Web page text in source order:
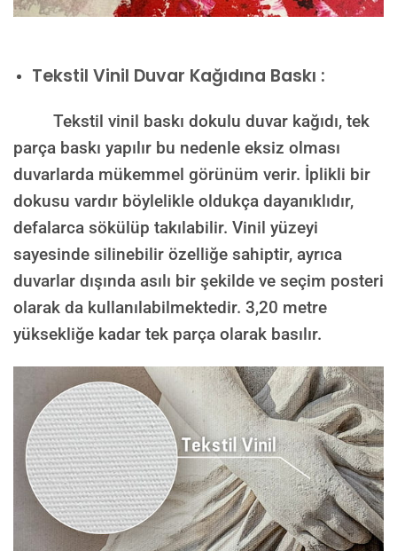
Tekstil Vinil Duvar Kağıdına Baskı :
Tekstil vinil baskı dokulu duvar kağıdı, tek
parça baskı yapılır bu nedenle eksiz olması
duvarlarda mükemmel görünüm verir. İplikli bir
dokusu vardır böylelikle oldukça dayanıklıdır,
defalarca sökülüp takılabilir. Vinil yüzeyi
sayesinde silinebilir özelliğe sahiptir, ayrıca
duvarlar dışında asılı bir şekilde ve seçim posteri
olarak da kullanılabilmektedir. 3,20 metre
yüksekliğe kadar tek parça olarak basılır.